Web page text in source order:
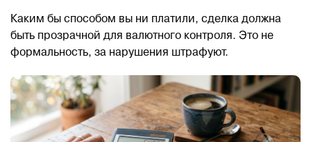
Каким бы способом вы ни платили, сделка должна
быть прозрачной для валютного контроля. Это не
формальность, за нарушения штрафуют.